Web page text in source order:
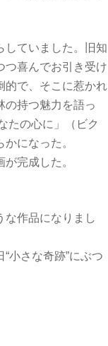
していました。旧知
つ喜んでお引き受け
的で、そこに惹かれ
の持つ魅力を語っ
たの心に」（ビク
になった。
完成した。
な作品になりまし
小さな奇跡”にぶつ